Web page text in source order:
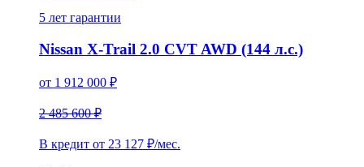
5 лет гарантии
Nissan X-Trail 2.0 CVT AWD (144 л.с.)
от 1 912 000 ₽
2 485 600 ₽
В кредит от 23 127 ₽/мес.